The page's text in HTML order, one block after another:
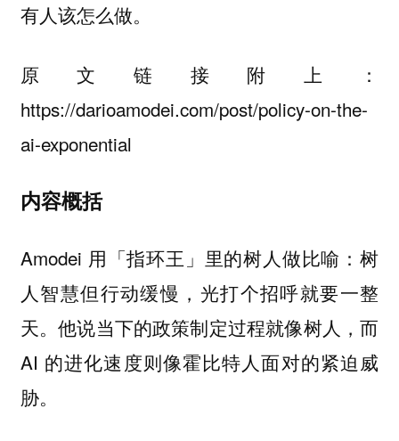
有人该怎么做。
原文链接附上：
https://darioamodei.com/post/policy-on-the-
ai-exponential
内容概括
Amodei 用「指环王」里的树人做比喻：树
人智慧但行动缓慢，光打个招呼就要一整
天。他说当下的政策制定过程就像树人，而
AI 的进化速度则像霍比特人面对的紧迫威
胁。